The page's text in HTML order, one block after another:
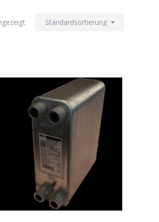
Standardsortierung